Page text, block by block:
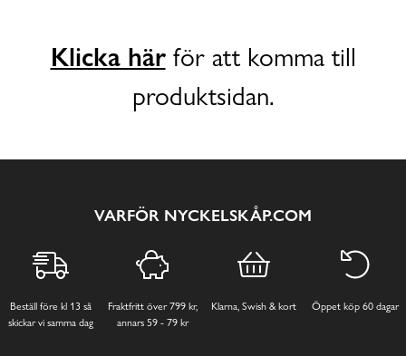
Klicka härför att komma till
produktsidan.
VARFÖR NYCKELSKÅP.COM
Beställ före kl 13 så
skickar vi samma dag
Fraktfritt över 799 kr,
annars 59 - 79 kr
Klarna, Swish & kort Öppet köp 60 dagar